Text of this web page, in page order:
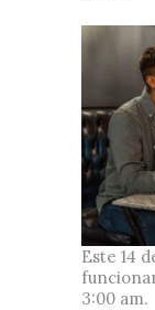
Este 14
3:00 am.